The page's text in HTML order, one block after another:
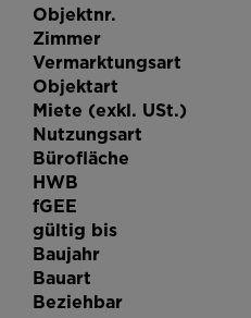
Objektnr.
Zimmer
Vermarktungsart
Objektart
Miete (exkl. USt.)
Nutzungsart
Bürofläche
HWB
fGEE
gültig bis
Baujahr
Bauart
Beziehbar